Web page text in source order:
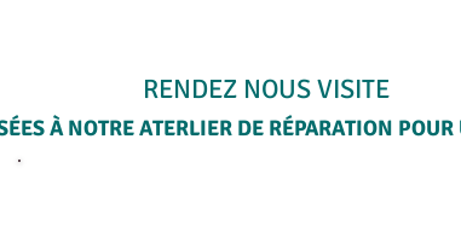
RENDEZ NOUS VISITE
À NOTRE ATERLIER DE RÉPARATION